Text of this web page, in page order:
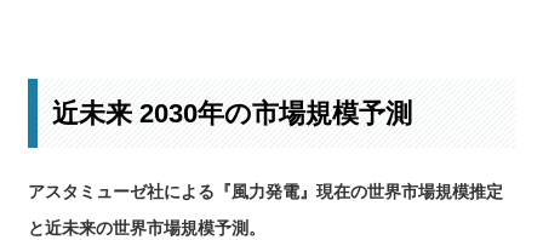
近未来 2030年の市場規模予測
アスタミューゼ社による『風力発電』現在の世界市場規模推定
と近未来の世界市場規模予測。